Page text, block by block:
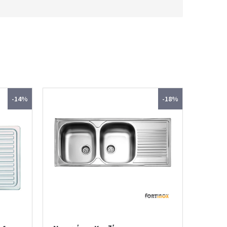
-14% -18%